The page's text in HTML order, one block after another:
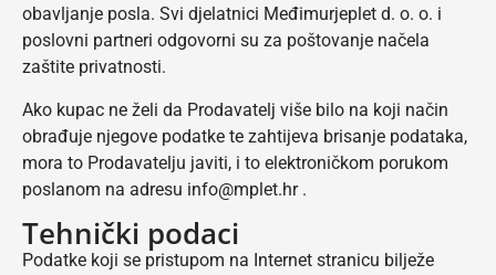
obavljanje posla. Svi djelatnici Međimurjeplet d. o. o. i
poslovni partneri odgovorni su za poštovanje načela
zaštite privatnosti.
Ako kupac ne želi da Prodavatelj više bilo na koji način
obrađuje njegove podatke te zahtijeva brisanje podataka,
mora to Prodavatelju javiti, i to elektroničkom porukom
poslanom na adresu info@mplet.hr .
Tehnički podaci
Podatke koji se pristupom na Internet stranicu bilježe